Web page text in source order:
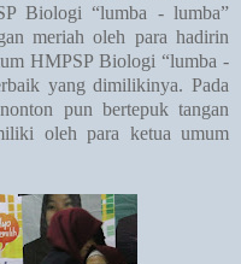
Biologi “lumba - lumba”
meriah oleh para hadirin
HMPSP Biologi “lumba -
yang dimilikinya. Pada
pun bertepuk tangan
oleh para ketua umum